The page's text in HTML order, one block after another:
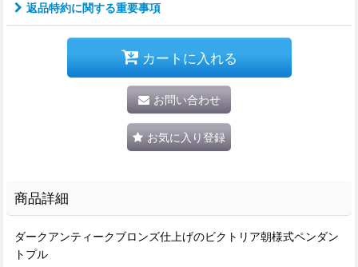
返品特約に関する重要事項
カートに入れる
お問い合わせ
お気に入り登録
商品詳細
ダークアンティークブロンズ仕上げのビクトリア朝様式ペンダン
トプル